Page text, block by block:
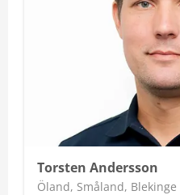
Torsten Andersson
Öland, Småland, Blekinge